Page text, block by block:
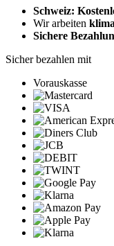
Schweiz:
Wir arbeiten
Sichere
Sicher bezahlen mit
Vorauskasse